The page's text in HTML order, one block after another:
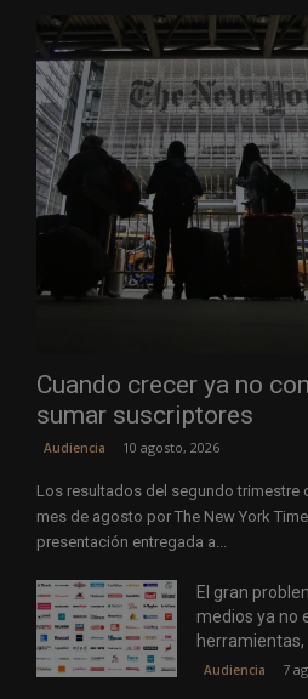
Cuando crecer ya no
sumar suscriptores
Audiencia 10 agosto, 2026
Los resultados del segundo trimestre
mes de agosto por The New York
presentación entregada a...
El gran
medios ya no
herramientas,
Audiencia 7